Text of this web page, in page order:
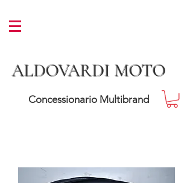
ALDOVARDI MOTO
Concessionario Multibrand